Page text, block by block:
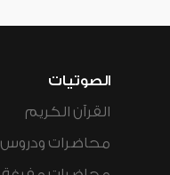
الصوتيات
القرآن الكريم
محاضرات ودروس